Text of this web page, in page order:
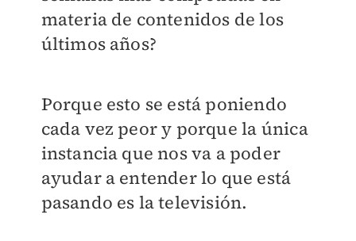
materia de contenidos de los
últimos años?
Porque esto se está poniendo
cada vez peor y porque la única
instancia que nos va a poder
ayudar a entender lo que está
pasando es la televisión.